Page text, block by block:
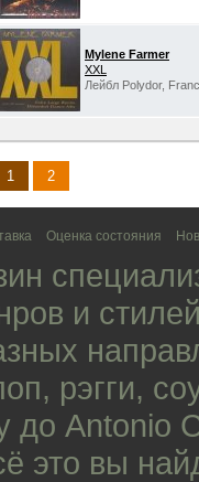
Mylene Farmer
XXL
Лейбл Polydor,
1 2
Оценка состояния
и
, рэгги,
до Antonio
это вы